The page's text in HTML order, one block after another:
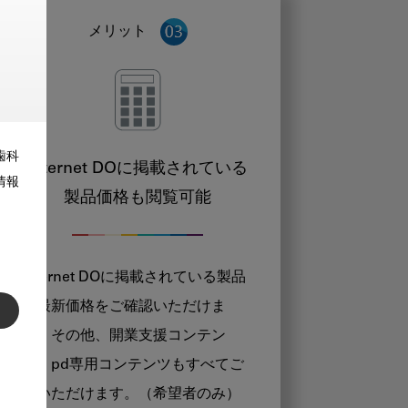
科
報
メリット
Internet DOに掲載されている
製品価格も閲覧可能
Internet DOに掲載されている製品
の最新価格をご確認いただけま
す。その他、開業支援コンテン
ツ、pd専用コンテンツもすべてご
覧いただけます。（希望者のみ）